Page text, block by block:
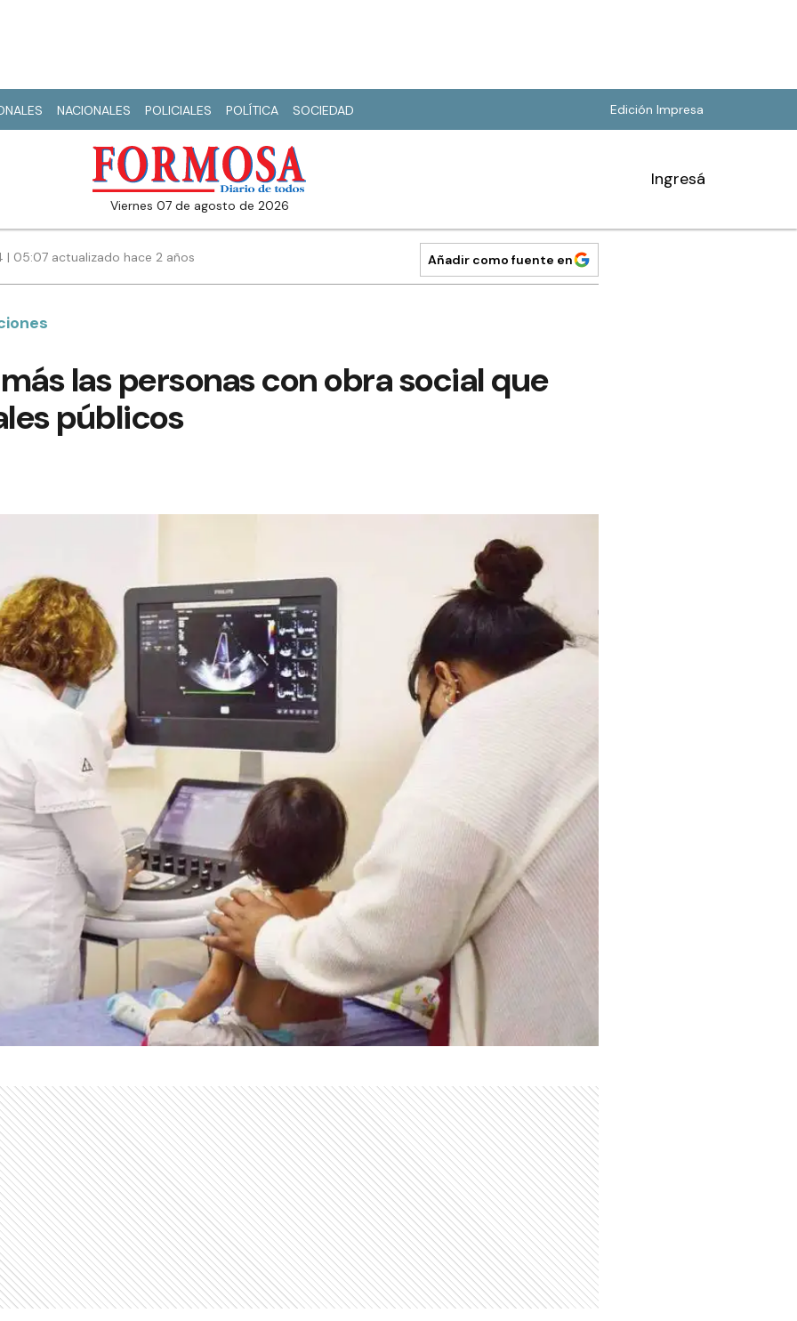
NACIONALES POLICIALES POLÍTICA SOCIEDAD Edición Impresa
viernes 07 de agosto de 2026
Ingresá
| 05:07 actualizado hace 2 años Añadir como fuente en
las personas con obra social que
públicos